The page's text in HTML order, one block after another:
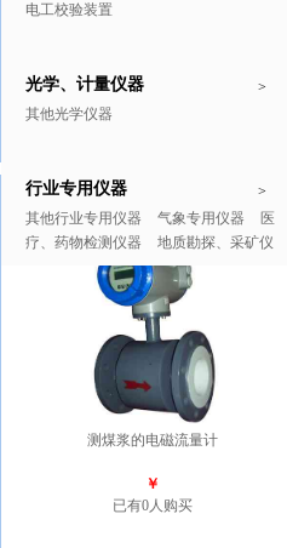
电工校验装置
>
光学、计量仪器
其他光学仪器
>
行业专用仪器
其他行业专用仪器 气象专用仪器
医
疗、药物检测仪器
地质勘探、采矿仪
推广商品 更多>>
测煤浆的电磁流量计
￥
已有0人购买